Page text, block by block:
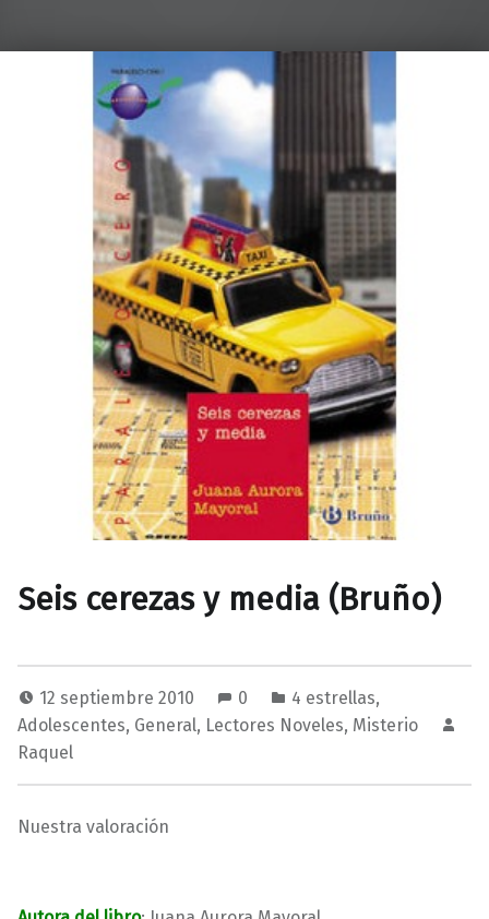
Seis cerezas y media (Bruño)
12 septiembre 2010 0 4 estrellas,
Adolescentes, General, Lectores Noveles, Misterio
Raquel
Nuestra valoración